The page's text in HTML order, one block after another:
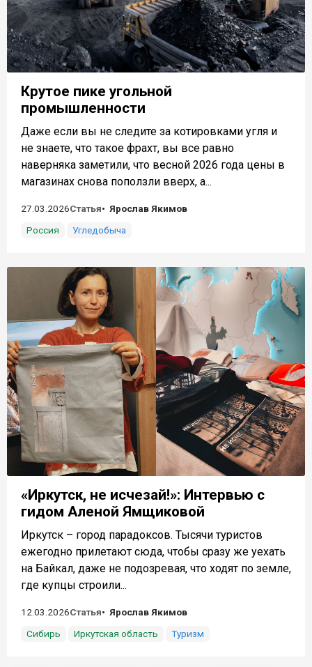
Крутое пике угольной
промышленности
Даже если вы не следите за котировками угля и
не знаете, что такое фрахт, вы все равно
наверняка заметили, что весной 2026 года цены в
магазинах снова поползли вверх, а...
27.03.2026Статья
Ярослав Якимов
Россия
Угледобыча
«Иркутск, не исчезай!»: Интервью с
гидом Аленой Ямщиковой
Иркутск – город парадоксов. Тысячи туристов
ежегодно прилетают сюда, чтобы сразу же уехать
на Байкал, даже не подозревая, что ходят по земле,
где купцы строили...
12.03.2026Статья
Ярослав Якимов
Сибирь
Иркутская область Туризм